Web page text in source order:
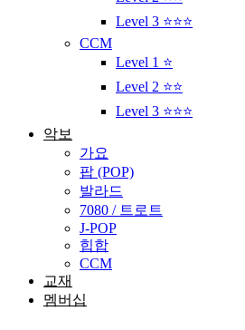
Level 3 ⭐⭐⭐
CCM
Level 1 ⭐
Level 2 ⭐⭐
Level 3 ⭐⭐⭐
악보
가요
팝 (POP)
발라드
7080 / 트로트
J-POP
힙합
CCM
교재
멤버십